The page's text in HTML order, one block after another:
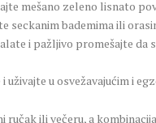
mešano zeleno lisnato
seckanim bademima ili
i pažljivo promešajte da
uživajte u osvežavajućim i
ručak ili večeru, a